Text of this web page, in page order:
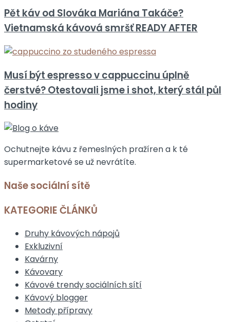
Pět káv od Slováka Mariána Takáče?
Vietnamská kávová smršť READY AFTER
Musí být espresso v cappuccinu úplně
čerstvé? Otestovali jsme i shot, který stál půl
hodiny
Ochutnejte kávu z řemeslných pražíren a k té
supermarketové se už nevrátíte.
Naše sociální sítě
KATEGORIE ČLÁNKŮ
Druhy kávových nápojů
Exkluzivní
Kavárny
Kávovary
Kávové trendy sociálních sítí
Kávový blogger
Metody přípravy